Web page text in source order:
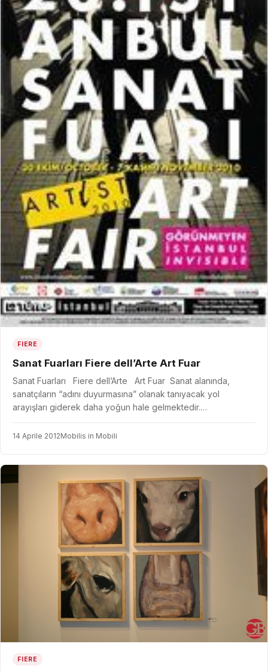
FIERE
Sanat Fuarları Fiere dell’Arte Art Fuar
Sanat Fuarları Fiere dell’Arte Art Fuar Sanat alanında,
sanatçıların “adını duyurmasına” olanak tanıyacak yol
arayışları giderek daha yoğun hale gelmektedir.…
14 Aprile 2012Mobilis in Mobili
FIERE